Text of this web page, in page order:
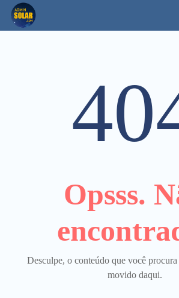
Opsss.
Desculpe, o conteúdo que você
movido daqui.